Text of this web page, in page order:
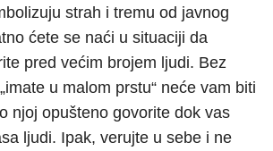
strah i tremu od javnog
ćete se naći u situaciji da
pred većim brojem ljudi. Bez
u malom prstu“ neće vam biti
njoj opušteno govorite dok vas
ljudi. Ipak, verujte u sebe i ne